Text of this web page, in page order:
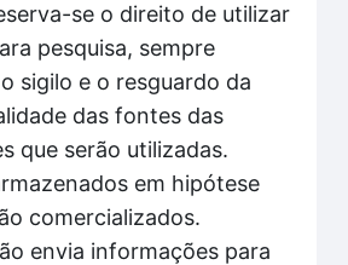
se o direito de utilizar
pesquisa, sempre
sigilo e o resguardo da
das fontes das
que serão utilizadas.
em hipótese
comercializados.
envia informações para